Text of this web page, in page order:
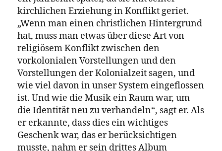
Makhathini.
Ich glaube, wir alle lieben ähnliche
Dinge - wir lieben den Tanz, wir lieben
die Schlagfertigkeit, wir lieben das
Geschichtenerzählen. Wenn du dich
für diese drei Dinge interessierst, ist
die Wahrscheinlichkeit groß, dass du
wie McCoy Tyner oder Bheki Mseleku
klingst.